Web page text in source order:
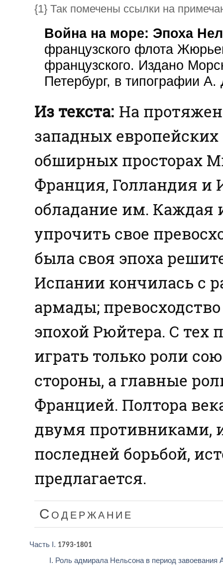
{1} Так помечены ссылки на
Война на море: Эпоха
французского флота
французского. Издано
Петербург, в типографии
Из текста: На
западных
обширных просторах
Франция, Голландия и
обладание им. Каждая
упрочить свое
была своя эпоха
Испании кончилась с
армады;
эпохой Рюйтера. С тех
играть только роли
стороны, а главные
Францией. Полтора
двумя противниками,
последней борьбой,
предлагается.
Содержание
Часть I. 1793-1801
I. Роль адмирала Нельсона в период завоевания